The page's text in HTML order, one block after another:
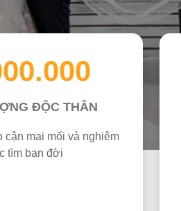
ĐỘC THÂN
cận mai mối và nghiêm
tìm bạn đời